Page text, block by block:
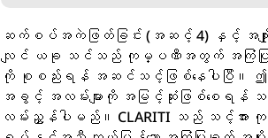
ဆက်စပ်အကဲဖြတ်ခြင်း (အဆင့် 4) နှင့် အကျိုး
လျင် ယခု သင်သည် ကုမ္ပဏီအတွက် အကြံပ
ကို စုစည်းရန် အဆင်သင့်ဖြစ်နေပါပြီ။
အခွင့် အလမ်းများကို အမြင့်ဆုံးဖြစ်စေရန် သ
လမ်းညွှန်ပါမည်။ CLARITI သည် သင့်အာ